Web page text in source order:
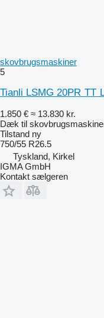
skovbrugsmaskiner
5
Tianli LSMG 20PR TT
1.850 € ≈ 13.830 kr.
Dæk til
Tilstand ny
750/55 R26.5
Tyskland, Kirkel
IGMA GmbH
Kontakt sælgeren